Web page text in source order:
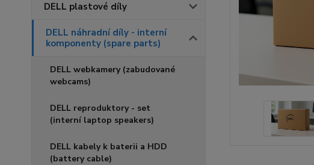
DELL plastové díly
DELL náhradní díly - interní
komponenty (spare parts)
DELL webkamery (zabudované
webcams)
DELL reproduktory - set
(interní laptop speakers)
DELL kabely k baterii a HDD
(battery cable)